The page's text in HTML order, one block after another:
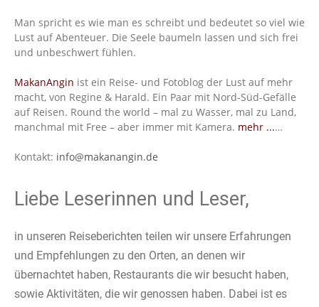
Man spricht es wie man es schreibt und bedeutet so viel wie
Lust auf Abenteuer. Die Seele baumeln lassen und sich frei
und unbeschwert fühlen.
MakanAngin ist ein Reise- und Fotoblog der Lust auf mehr
macht, von Regine & Harald. Ein Paar mit Nord-Süd-Gefälle
auf Reisen. Round the world – mal zu Wasser, mal zu Land,
manchmal mit Free – aber immer mit Kamera. mehr ...…
Kontakt: info@makanangin.de
Liebe Leserinnen und Leser,
in unseren Reiseberichten teilen wir unsere Erfahrungen
und Empfehlungen zu den Orten, an denen wir
übernachtet haben, Restaurants die wir besucht haben,
sowie Aktivitäten, die wir genossen haben. Dabei ist es